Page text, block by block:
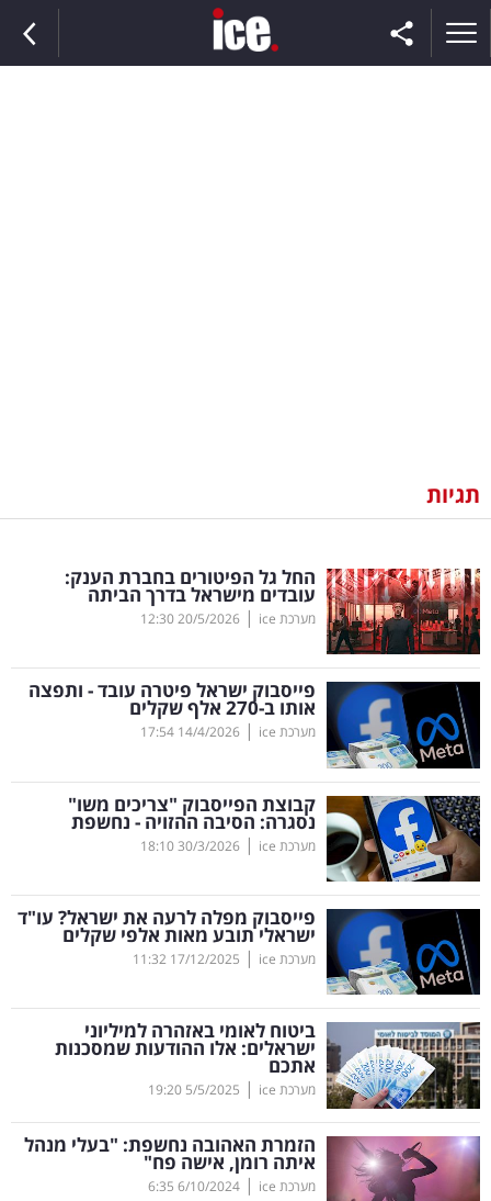
וצרכנות
דיגיטל
וטק
שיווק
ופרסום
משפט
מדדים
ומחקרים
דעות
רכילות
עסקית
קריפטו
ויראלי
טלוויזיה
עסקי
תגיות
החל גל הפיטורים בחברת הענק:
עובדים מישראל בדרך הביתה
מערכת ice |
20/5/2026
12:30
פייסבוק ישראל פיטרה עובד - ותפצה
אותו ב-270 אלף שקלים
מערכת ice |
14/4/2026
17:54
קבוצת הפייסבוק "צריכים משו"
נסגרה: הסיבה ההזויה - נחשפת
מערכת ice |
30/3/2026
18:10
פייסבוק מפלה לרעה את ישראל? עו"ד
ישראלי תובע מאות אלפי שקלים
מערכת ice |
17/12/2025
11:32
ביטוח לאומי באזהרה למיליוני
ישראלים: אלו ההודעות שמסכנות
אתכם
מערכת ice |
5/5/2025
19:20
הזמרת האהובה נחשפת: "בעלי מנהל
איתה רומן, אישה פח"
מערכת ice |
6/10/2024
6:35